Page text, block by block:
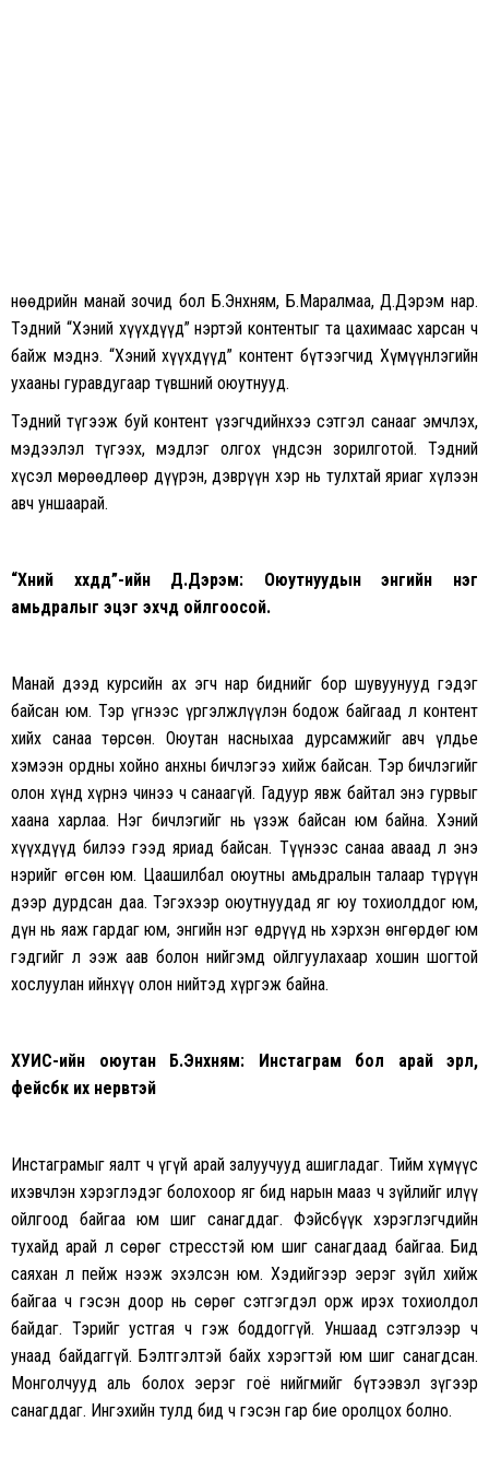
Өнөөдрийн манай зочид бол Б.Энхням, Б.Маралмаа, Д.Дэрэм нар.
Тэдний “Хэний хүүхдүүд” нэртэй контентыг та цахимаас харсан ч
байж мэднэ. “Хэний хүүхдүүд” контент бүтээгчид Хүмүүнлэгийн
ухааны гуравдугаар түвшний оюутнууд.
Тэдний түгээж буй контент үзэгчдийнхээ сэтгэл санааг эмчлэх,
мэдээлэл түгээх, мэдлэг олгох үндсэн зорилготой. Тэдний
хүсэл мөрөөдлөөр дүүрэн, дэврүүн хэр нь тулхтай яриаг хүлээн
авч уншаарай.
“Хүний хүүхдүүд”-ийн Д.Дэрэм: Оюутнуудын энгийн нэг
амьдралыг эцэг эхчүүд ойлгоосой.
Манай дээдкурсийн ах эгч нар биднийг бор шувуунууд гэдэг
байсан юм. Тэр үгнээс үргэлжлүүлэн бодож байгаад л контент
хийх санаа төрсөн. Оюутан насныхаа дурсамжийг авч үлдье
хэмээн ордны хойно анхны бичлэгээ хийж байсан. Тэр бичлэгийг
олон хүнд хүрнэ чинээ ч санаагүй. Гадуур явж байтал энэ гурвыг
хаана харлаа. Нэг бичлэгийг нь үзэж байсан юм байна. Хэний
хүүхдүүд билээ гээд яриад байсан. Түүнээс санаа аваад л энэ
нэрийг өгсөн юм. Цаашилбал оюутны амьдралынталаар түрүүн
дээр дурдсан даа. Тэгэхээр оюутнуудад яг юу тохиолддог юм,
дүн нь яаж гардаг юм, энгийн нэг өдрүүд нь хэрхэн өнгөрдөг юм
гэдгийг л ээж аав болон нийгэмд ойлгуулахаар хошин шогтой
хослуулан ийнхүү олон нийтэд хүргэж байна.
ХУИС-ийн оюутан Б.Энхням: Инстаграм бол арай эрүүл,
фейсбүүк их нервтэй
Инстаграмыг яалт ч үгүй арай залуучууд ашигладаг. Тийм хүмүүс
ихэвчлэн хэрэглэдэг болохоор яг бид нарын мааз ч зүйлийг илүү
ойлгоод байгаа юм шиг санагддаг. Фэйсбүүк хэрэглэгчдийн
тухайд арай л сөрөг стресстэйюм шиг санагдаад байгаа. Бид
саяхан л пейж нээж эхэлсэн юм. Хэдийгээр эерэг зүйл хийж
байгаа ч гэсэн доор нь сөрөг сэтгэгдэл орж ирэх тохиолдол
байдаг. Тэрийг устгая ч гэж боддоггүй. Уншаад сэтгэлээр ч
унаад байдаггүй. Бэлтгэлтэй байх хэрэгтэй юм шиг санагдсан.
Монголчууд аль болох эерэг гоё нийгмийг бүтээвэл зүгээр
санагддаг. Ингэхийн тулд бид ч гэсэн гар бие оролцох болно.